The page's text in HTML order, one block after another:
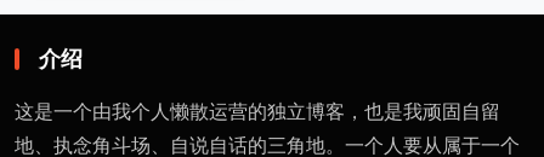
介绍
这是一个由我个人懒散运营的独立博客，也是我顽固自留
地、执念角斗场、自说自话的三角地。一个人要从属于一个